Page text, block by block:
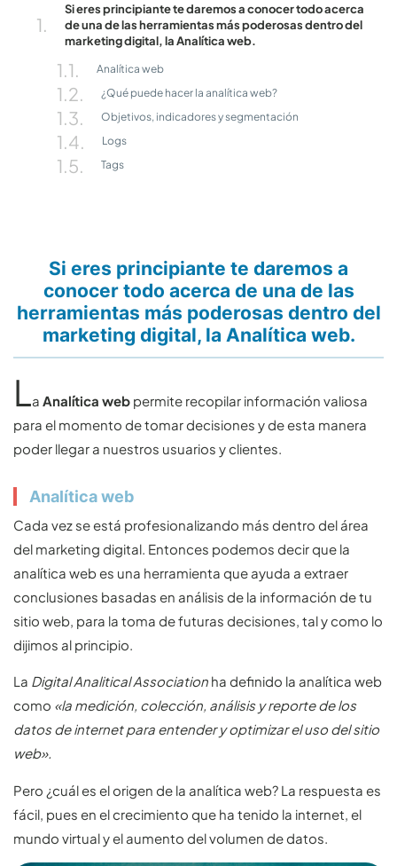
Si eres principiante te daremos a conocer todo acerca
de una de las herramientas más poderosas dentro del
marketing digital, la Analítica web.
Analítica web
¿Qué puede hacer la analítica web?
Objetivos, indicadores y segmentación
Logs
Tags
Si eres principiante te daremos a
conocer todo acerca de una de las
herramientas más poderosas dentro del
marketing digital, la Analítica web.
La Analítica web permite recopilar información valiosa
para el momento de tomar decisiones y de esta manera
poder llegar a nuestros usuarios y clientes.
Analítica web
Cada vez se está profesionalizando más dentro del área
del marketing digital. Entonces podemos decir que la
analítica web es una herramienta que ayuda a extraer
conclusiones basadas en análisis de la información de tu
sitio web, para la toma de futuras decisiones, tal y como lo
dijimos al principio.
La Digital Analitical Association ha definido la analítica web
como «la medición, colección, análisis y reporte de los
datos de internet para entender y optimizar el uso del sitio
web».
Pero ¿cuál es el origen de la analítica web? La respuesta es
fácil, pues en el crecimiento que ha tenido la internet, el
mundo virtual y el aumento del volumen de datos.